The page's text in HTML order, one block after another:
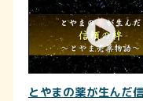
とやまの薬が生んだ